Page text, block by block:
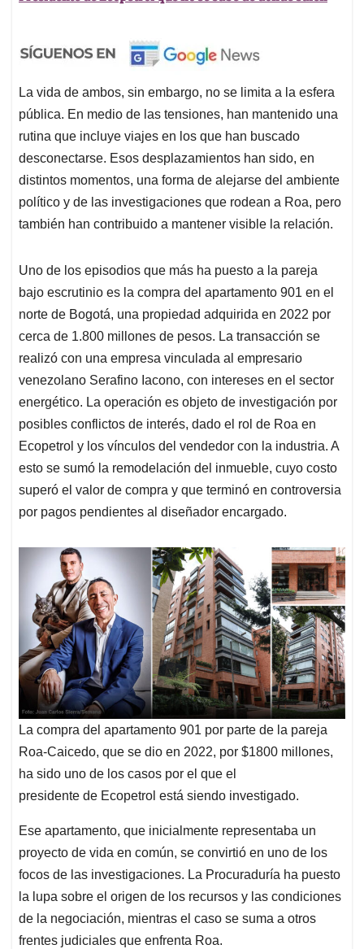
La vida de ambos, sin embargo, no se limita a la esfera
pública. En medio de las tensiones, han mantenido una
rutina que incluye viajes en los que han buscado
desconectarse. Esos desplazamientos han sido, en
distintos momentos, una forma de alejarse del ambiente
político y de las investigaciones que rodean a Roa, pero
también han contribuido a mantener visible la relación.
Uno de los episodios que más ha puesto a la pareja
bajo escrutinio es la compra del apartamento 901 en el
norte de Bogotá, una propiedad adquirida en 2022 por
cerca de 1.800 millones de pesos. La transacción se
realizó con una empresa vinculada al empresario
venezolano Serafino Iacono, con intereses en el sector
energético. La operación es objeto de investigación por
posibles conflictos de interés, dado el rol de Roa en
Ecopetrol y los vínculos del vendedor con la industria. A
esto se sumó la remodelación del inmueble, cuyo costo
superó el valor de compra y que terminó en controversia
por pagos pendientes al diseñador encargado.
La compra del apartamento 901 por parte de la pareja
Roa-Caicedo, que se dio en 2022, por $1800 millones,
ha sido uno de los casos por el que el
presidente de Ecopetrol está siendo investigado.
Ese apartamento, que inicialmente representaba un
proyecto de vida en común, se convirtió en uno de los
focos de las investigaciones. La Procuraduría ha puesto
la lupa sobre el origen de los recursos y las condiciones
de la negociación, mientras el caso se suma a otros
frentes judiciales que enfrenta Roa.